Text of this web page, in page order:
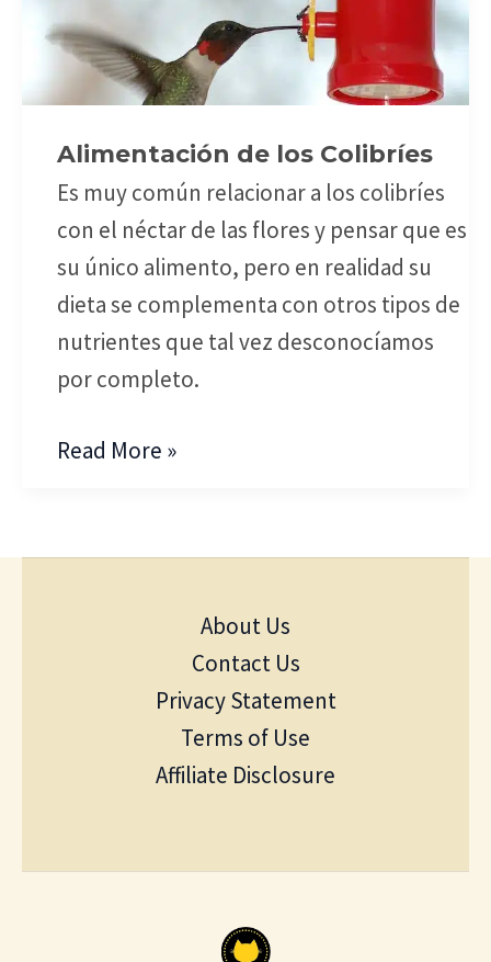
Alimentación de los Colibríes
Es muy común relacionar a los colibríes
con el néctar de las flores y pensar que es
su único alimento, pero en realidad su
dieta se complementa con otros tipos de
nutrientes que tal vez desconocíamos
por completo.
de
los
Colibríes
Read More »
About Us
Contact Us
Privacy Statement
Terms of Use
Affiliate Disclosure